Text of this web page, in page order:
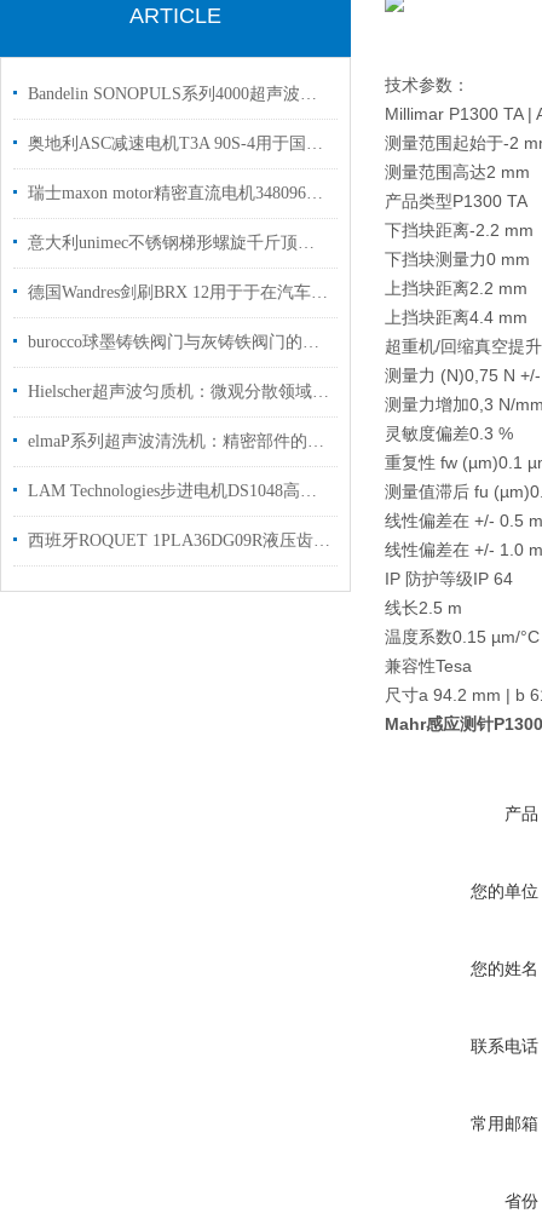
ARTICLE
Bandelin SONOPULS系列4000超声波均质机
奥地利ASC减速电机T3A 90S-4用于国内纸板加工行业使用
瑞士maxon motor精密直流电机348096用于激光打码机上使用
意大利unimec不锈钢梯形螺旋千斤顶系列
德国Wandres剑刷BRX 12用于于在汽车工业生产中清洁表面授权代理
burocco球墨铸铁阀门与灰铸铁阀门的区别在哪里？
Hielscher超声波匀质机：微观分散领域的高效处理专家
elmaP系列超声波清洗机：精密部件的专业清洗利器​
LAM Technologies步进电机DS1048高档纸板加工塑料薄膜加工
西班牙ROQUET 1PLA36DG09R液压齿轮泵提供报关单支持选型
技术参数：
Millimar P1300 TA |
测量范围起始于-2
测量范围高达2 mm
产品类型P1300 TA
下挡块距离-2.2 mm
下挡块测量力0 mm
上挡块距离2.2 mm
上挡块距离4.4 mm
超重机/回缩真空提
测量力 (N)0,75 N
测量力增加0,3 N/
灵敏度偏差0.3 %
重复性 fw (µm)0.1
测量值滞后 fu (µm)
线性偏差在 +/- 0.5
线性偏差在 +/- 1.0
IP 防护等级IP 64
线长2.5 m
温度系数0.15 µm/°C
兼容性Tesa
尺寸a 94.2 mm | b
Mahr感应测针
产品
您的单位
您的姓名
联系电话
常用邮箱
省份